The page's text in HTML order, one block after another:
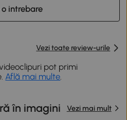
o intrebare
Vezi toate review-urile
pot primi
Află mai multe.
în imagini Vezi mai mult